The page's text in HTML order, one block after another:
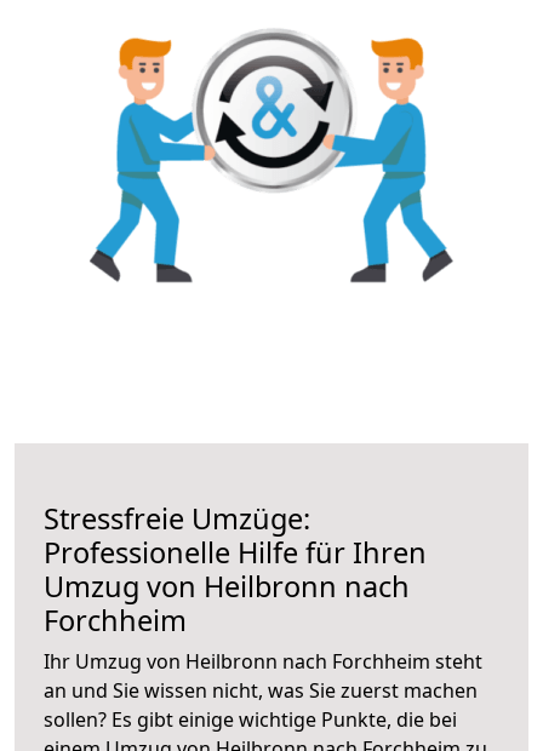
Stressfreie Umzüge:
Professionelle Hilfe für Ihren
Umzug von Heilbronn nach
Forchheim
Ihr Umzug von Heilbronn nach Forchheim steht
an und Sie wissen nicht, was Sie zuerst machen
sollen? Es gibt einige wichtige Punkte, die bei